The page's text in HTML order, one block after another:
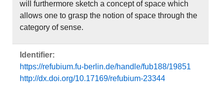
will furthermore sketch a concept of space which
allows one to grasp the notion of space through the
category of sense.
Identifier:
https://refubium.fu-berlin.de/handle/fub188/19851
http://dx.doi.org/10.17169/refubium-23344